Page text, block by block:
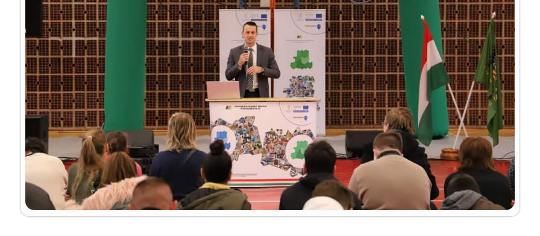
NEMZETI MŰVELŐDÉSI INTÉZET ÉRTÉKTÁRI BEMUTATÓJA
NÉPI FAJÁTÉKOK
HELYI TERMELŐK ÉS TERMÉKEK BEMUTATKOZÁSA
ELSŐSEGÉLYNYÚJTÁS ELSAJÁTÍTÁSA A MAGYAR VÖRÖSKERESZT JÓVOLTÁBÓL
KÖZLEKEDÉSBIZTONSÁGI VETÉLKEDŐK
SZEGEDI HIVATÁSOS TŰZOLTÓPARANCSNOKSÁG BEMUTATÓJA